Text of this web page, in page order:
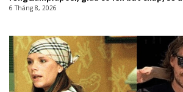
6 Tháng 8, 2026